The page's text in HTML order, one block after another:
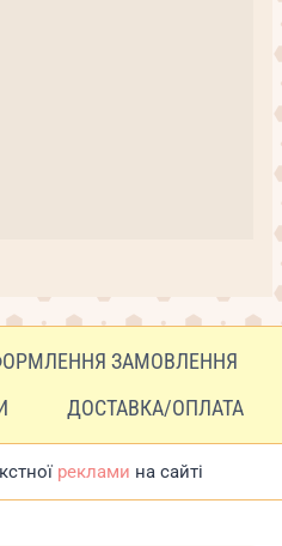
ЗАМОВЛЕННЯ
ДОСТАВКА/ОПЛАТА
реклами на сайті